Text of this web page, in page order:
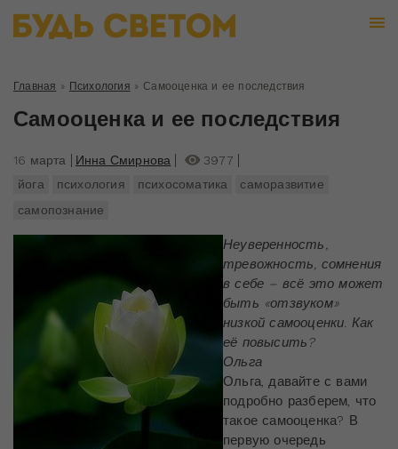
Главная » Психология » Самооценка и ее последствия
Самооценка и ее последствия
16 марта Инна Смирнова
3977
йога
психология психосоматика
саморазвитие
самопознание
Неуверенность,
тревожность, сомнения
в себе – всё это может
быть «отзвуком»
низкой самооценки. Как
её повысить?
Ольга
Ольга, давайте с вами
подробно разберем, что
такое самооценка? В
первую очередь